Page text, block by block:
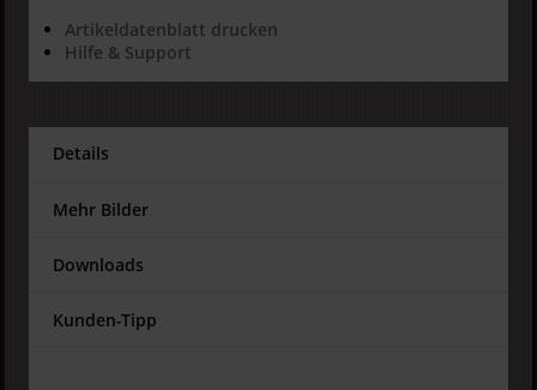
Artikeldatenblatt drucken
Hilfe & Support
Details
Mehr Bilder
Downloads
Kunden-Tipp